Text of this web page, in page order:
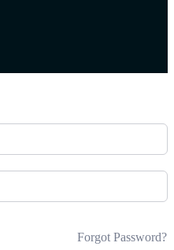
Forgot Password?